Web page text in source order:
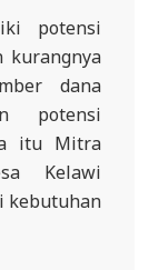
potensi
kurangnya
dana
potensi
itu Mitra
Kelawi
kebutuhan